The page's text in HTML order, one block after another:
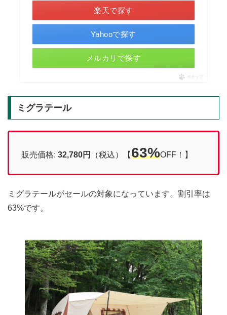
楽天で探す
Yahooで探す
メルカリで探す
ポチップ
ミグラテール
販売価格: 32,780円 （税込）【63%OFF！】
ミグラテールがセールの対象になっています。割引率は
63%です。